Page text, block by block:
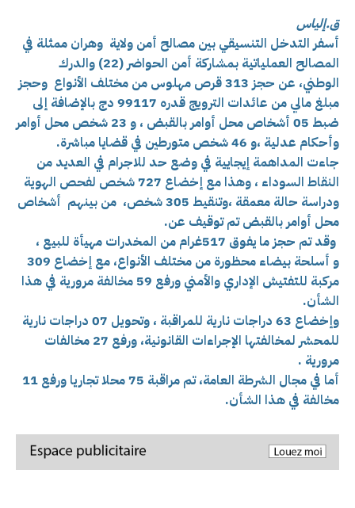
ق.إلياس
أسفر التدخل التنسيقي بين مصالح أمن ولاية وهران ممثلة في
المصالح العملياتية بمشاركة أمن الحواضر (22) والدرك
الوطني، عن حجز 313 قرص مهلوس من مختلف الأنواع وحجز
مبلغ مالي من عائدات الترويج قدره 99117 دج بالإضافة إلى
ضبط 05 أشخاص محل أوامر بالقبض ، و 23 شخص محل أوامر
وأحكام عدلية ،و 46 شخص متورطين في قضايا مباشرة.
جاءت المداهمة إيجايية في وضع حد للاجرام في العديد من
النقاط السوداء ، وهذا مع إخضاع 727 شخص لفحص الهوية
ودراسة حالة معمقة ،وتنقيط 305 شخص، من بينهم أشخاص
محل أوامر بالقبض تم توقيف عن.
وقد تم حجز ما يفوق 517غرام من المخدرات مهيأة للبيع ،
و أسلحة بيضاء محظورة من مختلف الأنواع، مع إخضاع 309
مركبة للتفتيش الإداري والأمني ورفع 59 مخالفة مرورية في هذا
الشأن.
وإخضاع 63 دراجات نارية للمراقبة ، وتحويل 07 دراجات نارية
للمحشر لمخالفتها الإجراءات القانونية، ورفع 27 مخالفات
مرورية .
أما في مجال الشرطة العامة، تم مراقبة 75 محلا تجاريا ورفع 11
مخالفة في هذا الشأن.